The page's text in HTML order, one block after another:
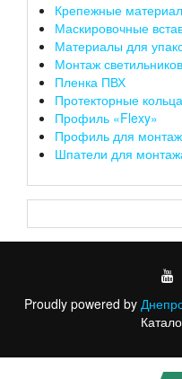
Крепежные
Маскировочные
Материалы для
Монтаж
Пленка ПВХ
Протекторные
Профиль «Flexy»
Профиль для
Шпатели для
Proudly powered by